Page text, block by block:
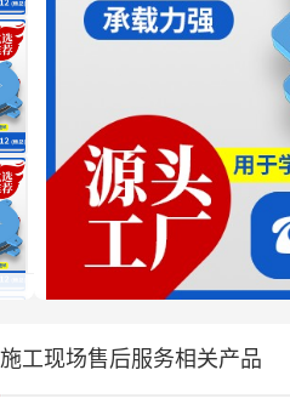
施工现场售后服务相关产品